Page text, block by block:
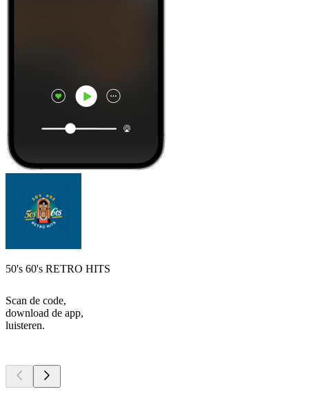
50's 60's RETRO HITS
Scan de code,
download de app,
luisteren.